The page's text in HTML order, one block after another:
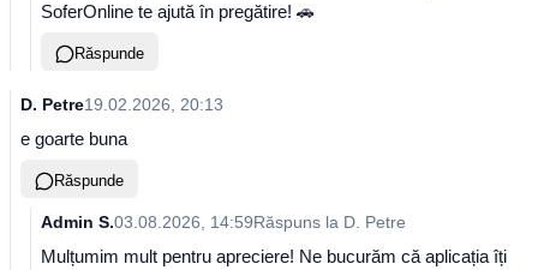
SoferOnline te ajută în pregătire! 🚗
Răspunde
D. Petre19.02.2026, 20:13
e goarte buna
Răspunde
Admin S.03.08.2026, 14:59Răspuns la D. Petre
Mulțumim mult pentru apreciere! Ne bucurăm că aplicația îți